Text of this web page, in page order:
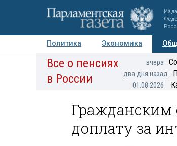
Политика Экономика
Авторы Персоны Мнения
Все о пенсиях
в России
вчера
два дня назад
01.08.2026
Гражданским
доплату за